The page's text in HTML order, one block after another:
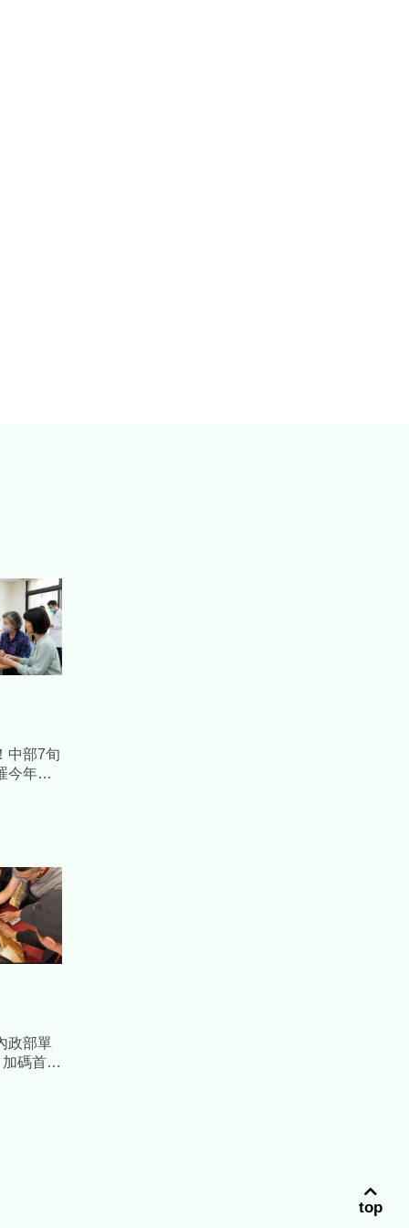
中部7旬
今年
政部單
碼首對
top